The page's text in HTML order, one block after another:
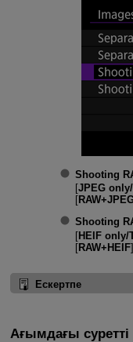
Shooting
[JPEG
[
Shooting
[HEIF only/
[RAW+HEIF
Ескертпе
Ағымдағы